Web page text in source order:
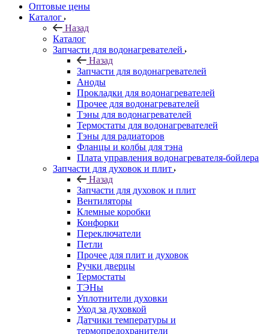
Оптовые цены
Каталог
Назад
Каталог
Запчасти для водонагревателей
Назад
Запчасти для водонагревателей
Аноды
Прокладки для водонагревателей
Прочее для водонагревателей
Тэны для водонагревателей
Термостаты для водонагревателей
Тэны для радиаторов
Фланцы и колбы для тэна
Плата управления водонагревателя-бойлера
Запчасти для духовок и плит
Назад
Запчасти для духовок и плит
Вентиляторы
Клемные коробки
Конфорки
Переключатели
Петли
Прочее для плит и духовок
Ручки дверцы
Термостаты
ТЭНы
Уплотнители духовки
Уход за духовкой
Датчики температуры и
термопредохранители